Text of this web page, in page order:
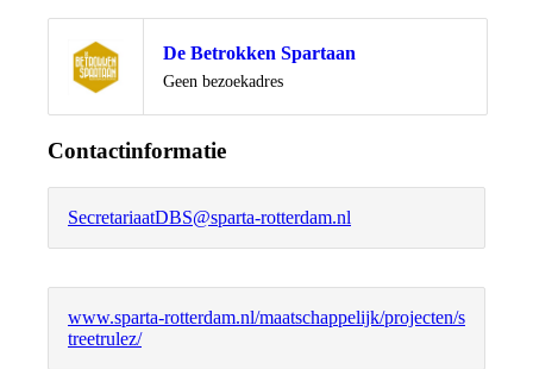
De Betrokken Spartaan
Locatie
Geen bezoekadres
Contactinformatie
SecretariaatDBS@sparta-rotterdam.nl
www.sparta-rotterdam.nl/maatschappelijk/projecten/s
treetrulez/